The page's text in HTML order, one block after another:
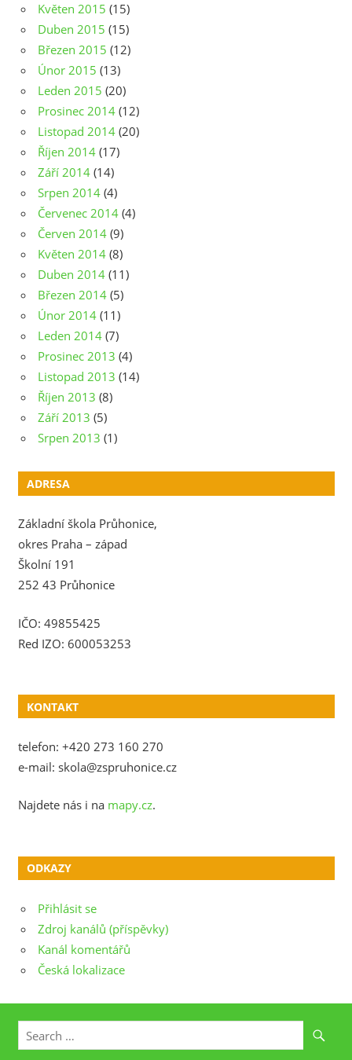
Květen 2015 (15)
Duben 2015 (15)
Březen 2015 (12)
Únor 2015 (13)
Leden 2015 (20)
Prosinec 2014 (12)
Listopad 2014 (20)
Říjen 2014 (17)
Září 2014 (14)
Srpen 2014 (4)
Červenec 2014 (4)
Červen 2014 (9)
Květen 2014 (8)
Duben 2014 (11)
Březen 2014 (5)
Únor 2014 (11)
Leden 2014 (7)
Prosinec 2013 (4)
Listopad 2013 (14)
Říjen 2013 (8)
Září 2013 (5)
Srpen 2013 (1)
ADRESA
Základní škola Průhonice,
okres Praha – západ
Školní 191
252 43 Průhonice
IČO: 49855425
Red IZO: 600053253
KONTAKT
telefon: +420 273 160 270
e-mail: skola@zspruhonice.cz
Najdete nás i na mapy.cz.
ODKAZY
Přihlásit se
Zdroj kanálů (příspěvky)
Kanál komentářů
Česká lokalizace